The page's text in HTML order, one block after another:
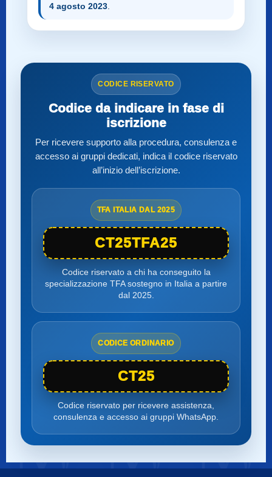
4 agosto 2023
CODICE RISERVATO
Codice da indicare in fase di
iscrizione
Per ricevere supporto alla procedura, consulenza e
accesso ai gruppi dedicati, indica il codice riservato
all’inizio dell’iscrizione.
TFA ITALIA DAL 2025
CT25TFA25
Codice riservato a chi ha conseguito la
specializzazione TFA sostegno in Italia a partire
dal 2025.
CODICE ORDINARIO
CT25
Codice riservato per ricevere assistenza,
consulenza e accesso ai gruppi WhatsApp.